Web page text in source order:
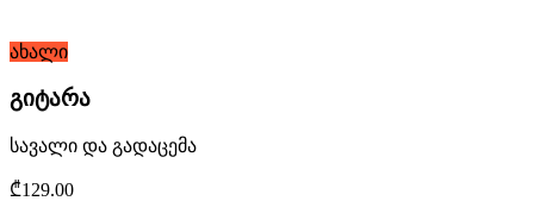
ახალი
გიტარა
სავალი და გადაცემა
₾129.00